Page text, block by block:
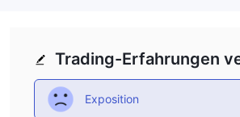
Trading-Erfahrungen
Exposition